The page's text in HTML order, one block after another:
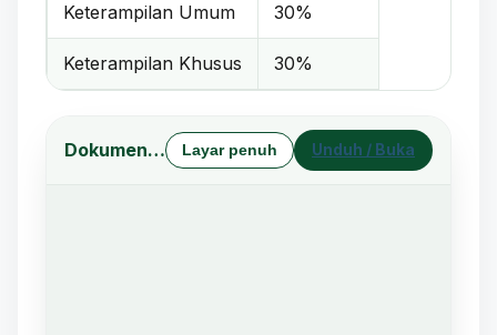
Keterampilan Umum 30%
Keterampilan Khusus 30%
Dokumen Profil Lulusan & CPL (Unduh PDF) Layar penuh Unduh / Buka